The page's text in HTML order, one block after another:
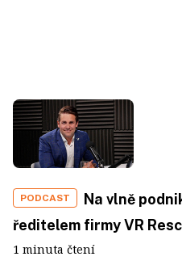
PODCAST
Na vlně
ředitelem firmy VR
1 minuta čtení